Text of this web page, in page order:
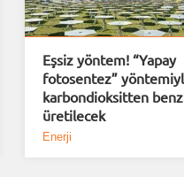
Eşsiz yöntem! “Yapay
fotosentez”
karbondioksitten
üretilecek
Enerji